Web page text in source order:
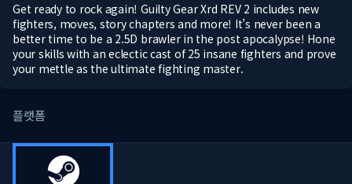
Get ready to rock again! Guilty Gear Xrd REV 2 includes new
fighters, moves, story chapters and more! It’s never been a
better time to be a 2.5D brawler in the post apocalypse! Hone
your skills with an eclectic cast of 25 insane fighters and prove
your mettle as the ultimate fighting master.
플랫폼